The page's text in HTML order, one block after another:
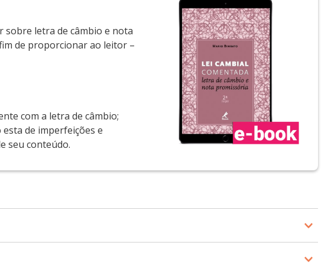
sobre letra de câmbio e nota
de proporcionar ao leitor –
com a letra de câmbio;
de imperfeições e
seu conteúdo.
do Grupo Caemi, e de empresas no escritório Bulhões